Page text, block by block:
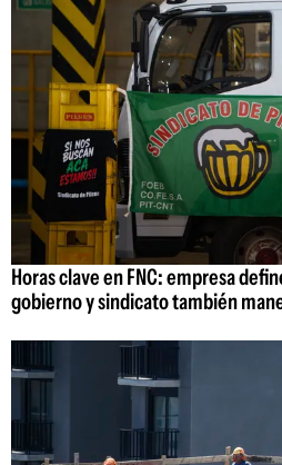
Horas clave en FNC: empresa
gobierno y sindicato también